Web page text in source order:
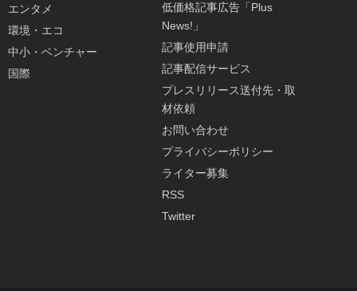
エンタメ
環境・エコ
中小・ベンチャー
国際
低価格記事広告「Plus
News!」
記事使用申請
記事配信サービス
プレスリリース送付先・取
材依頼
お問い合わせ
プライバシーポリシー
ライター募集
RSS
Twitter